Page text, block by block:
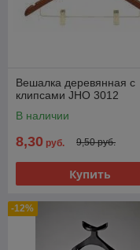
Вешалка деревянная с
клипсами JHО 3012
В наличии
8,30 руб. 9,50 руб.
Купить
-12%